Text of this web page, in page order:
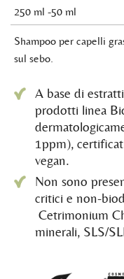
250 ml -50 ml
Shampoo per capelli
sul sebo.
A base di
prodotti linea
1ppm),
vegan.
Non sono
critici e non-
Cetrimonium
minerali, SLS/